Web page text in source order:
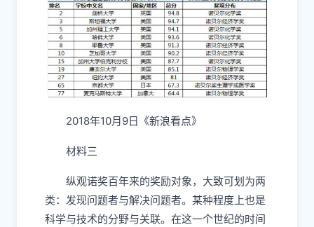
2018年10月9日《新浪看点》
材料三
纵观诺奖百年来的奖励对象，大致可划为两
类：发现问题者与解决问题者。某种程度上也是
科学与技术的分野与关联。在这一个世纪的时间